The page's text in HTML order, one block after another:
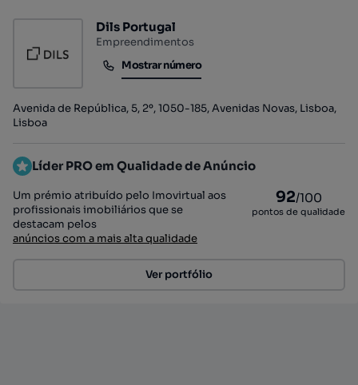
Dils Portugal
Empreendimentos
Mostrar número
Mostrar número
Avenida de República, 5, 2º, 1050-185, Avenidas Novas, Lisboa,
Lisboa
Líder PRO em Qualidade de Anúncio
Um prémio atribuído pelo Imovirtual aos
profissionais imobiliários que se
destacam pelos
anúncios com a mais alta qualidade
92/100
pontos de qualidade
Ver portfólio